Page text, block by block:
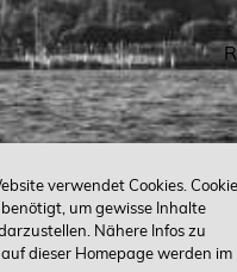
verwendet Cookies.
um gewisse Inhalte
Nähere Infos zu
auf dieser Homepage werden im